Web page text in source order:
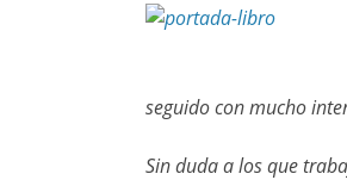
seguido con mucho
Sin duda a los que